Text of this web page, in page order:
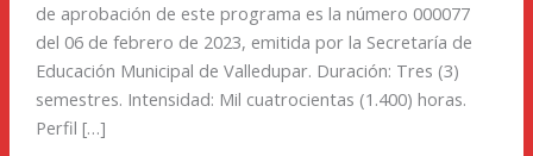
de aprobación de este programa es la número 000077
del 06 de febrero de 2023, emitida por la Secretaría de
Educación Municipal de Valledupar. Duración: Tres (3)
semestres. Intensidad: Mil cuatrocientas (1.400) horas.
Perfil […]